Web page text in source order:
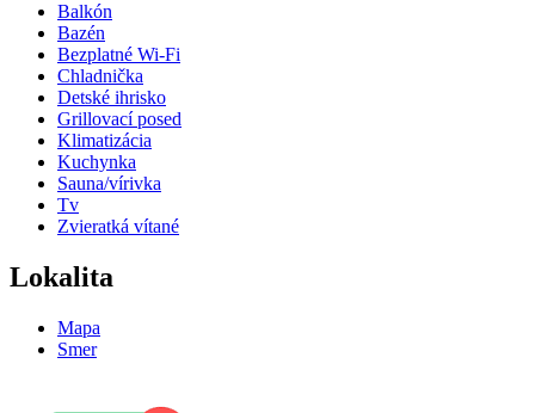
Balkón
Bazén
Bezplatné Wi-Fi
Chladnička
Detské ihrisko
Grillovací posed
Klimatizácia
Kuchynka
Sauna/vírivka
Tv
Zvieratká vítané
Lokalita
Mapa
Smer